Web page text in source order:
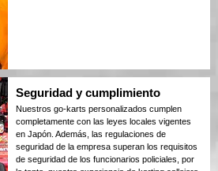
Seguridad y cumplimiento
Nuestros go-karts personalizados cumplen
completamente con las leyes locales vigentes
en Japón. Además, las regulaciones de
seguridad de la empresa superan los requisitos
de seguridad de los funcionarios policiales, por